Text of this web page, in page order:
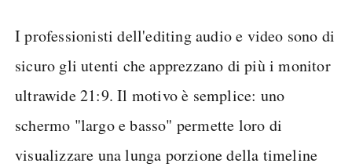
I professionisti dell'editing audio e video sono di
sicuro gli utenti che apprezzano di più i monitor
ultrawide 21:9. Il motivo è semplice: uno
schermo "largo e basso" permette loro di
visualizzare una lunga porzione della timeline